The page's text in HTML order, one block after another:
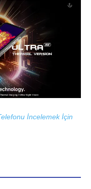
İncelemek İçin